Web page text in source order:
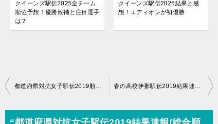
クイーンズ駅伝2025全チーム
順位予想！優勝候補と注目選手
は？
クイーンズ駅伝2025結果と感
想！エディオンが初優勝
投